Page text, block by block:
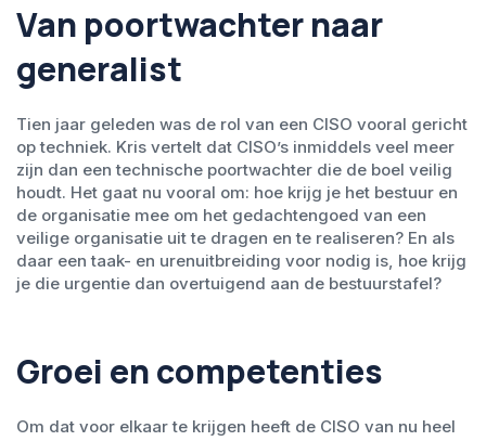
Van poortwachter naar
generalist
Tien jaar geleden was de rol van een CISO vooral gericht
op techniek. Kris vertelt dat CISO’s inmiddels veel meer
zijn dan een technische poortwachter die de boel veilig
houdt. Het gaat nu vooral om: hoe krijg je het bestuur en
de organisatie mee om het gedachtengoed van een
veilige organisatie uit te dragen en te realiseren? En als
daar een taak- en urenuitbreiding voor nodig is, hoe krijg
je die urgentie dan overtuigend aan de bestuurstafel?
Groei en competenties
Om dat voor elkaar te krijgen heeft de CISO van nu heel